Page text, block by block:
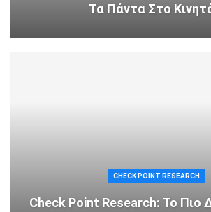
Τα Πάντα Στο
CHECK POINT RESEARCH
Check Point Research: Το Πιο